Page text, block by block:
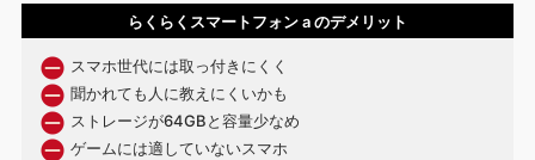
らくらくスマートフォン a のデメリット
スマホ世代には取っ付きにくく
聞かれても人に教えにくいかも
ストレージが64GBと容量少なめ
ゲームには適していないスマホ